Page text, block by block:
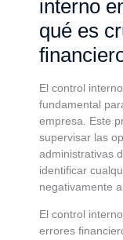
interno
qué es
El control
fundamental
empresa. Este
supervisar las
administrativas
identificar
negativamente
El control
errores